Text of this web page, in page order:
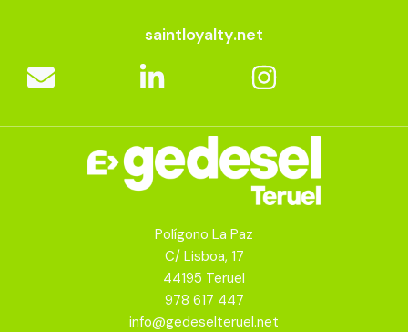
saintloyalty.net
Polígono La Paz
C/ Lisboa, 17
44195 Teruel
978 617 447
info@gedeselteruel.net